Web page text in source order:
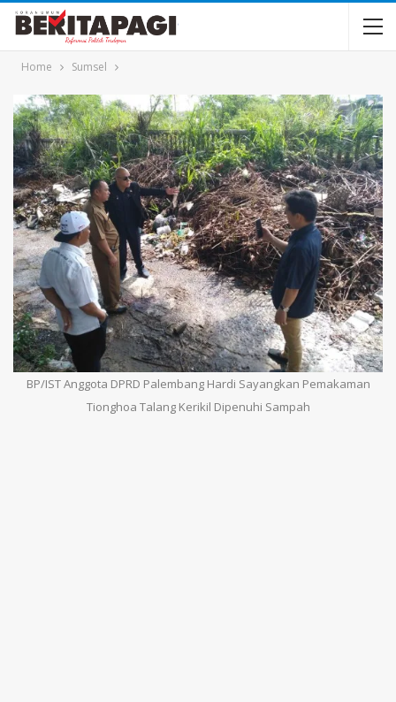
Home Sumsel
BP/IST Anggota DPRD Palembang Hardi Sayangkan Pemakaman
Tionghoa Talang Kerikil Dipenuhi Sampah